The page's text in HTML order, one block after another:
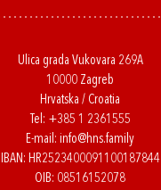
Ulica grada Vukovara 269A
10000 Zagreb
Hrvatska / Croatia
Tel: +385 1 2361555
E-mail: info@hns.family
IBAN: HR2523400091100187844
OIB: 08516152078